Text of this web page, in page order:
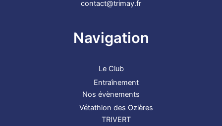
contact@trimay.fr
Navigation
Le Club
Entraînement
Nos évènements
Vétathlon des Ozières
TRIVERT